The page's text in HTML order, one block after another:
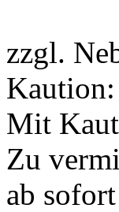
zzgl.
Kaution:
Mit
Zu
ab sofort